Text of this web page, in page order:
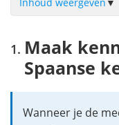
Wat moet je weten
Tapas eten in Spanje
Paella, een
Chicharro al Chacolí
Maak
Spaanse
Wanneer je de